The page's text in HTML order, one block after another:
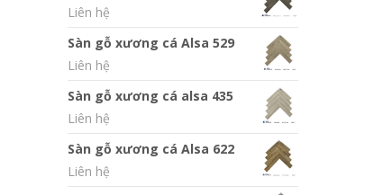
Liên hệ
Sàn gỗ xương cá Alsa 529
Liên hệ
Sàn gỗ xương cá alsa 435
Liên hệ
Sàn gỗ xương cá Alsa 622
Liên hệ